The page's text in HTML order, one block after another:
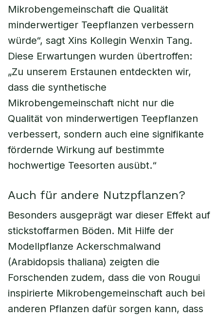
Mikrobengemeinschaft die Qualität
minderwertiger Teepflanzen verbessern
würde“, sagt Xins Kollegin Wenxin Tang.
Diese Erwartungen wurden übertroffen:
„Zu unserem Erstaunen entdeckten wir,
dass die synthetische
Mikrobengemeinschaft nicht nur die
Qualität von minderwertigen Teepflanzen
verbessert, sondern auch eine signifikante
fördernde Wirkung auf bestimmte
hochwertige Teesorten ausübt.“
Auch für andere Nutzpflanzen?
Besonders ausgeprägt war dieser Effekt auf
stickstoffarmen Böden. Mit Hilfe der
Modellpflanze Ackerschmalwand
(Arabidopsis thaliana) zeigten die
Forschenden zudem, dass die von Rougui
inspirierte Mikrobengemeinschaft auch bei
anderen Pflanzen dafür sorgen kann, dass